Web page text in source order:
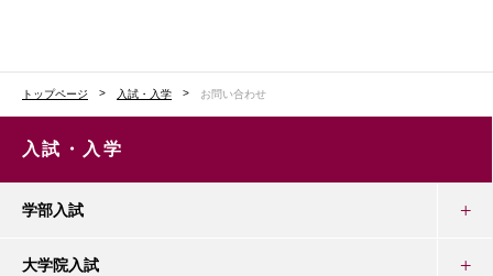
トップページ 入試・入学 お問い合わせ
入試・入学
学部入試
大学院入試